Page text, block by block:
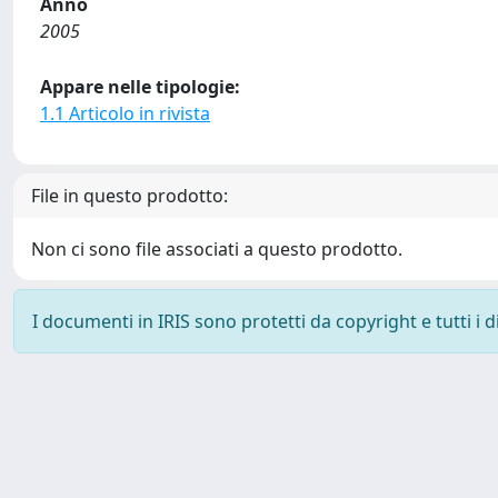
2005
Appare nelle tipologie:
1.1 Articolo in rivista
File in questo prodotto:
Non ci sono file associati a questo prodotto.
I documenti in IRIS sono protetti da copyright e tutti i